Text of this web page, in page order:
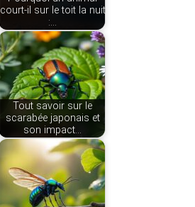
court-il sur le toit la nuit
:…
Tout savoir sur le
scarabée japonais et
son impact…